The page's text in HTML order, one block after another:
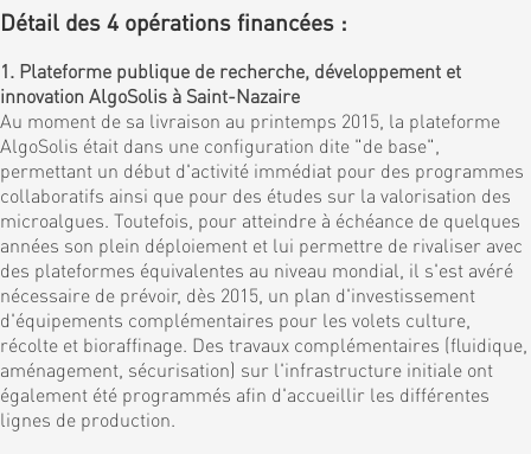
Détail des 4 opérations financées :
1. Plateforme publique de recherche, développement et
innovation AlgoSolis à Saint-Nazaire
Au moment de sa livraison au printemps 2015, la plateforme
AlgoSolis était dans une configuration dite "de base",
permettant un début d'activité immédiat pour des programmes
collaboratifs ainsi que pour des études sur la valorisation des
microalgues. Toutefois, pour atteindre à échéance de quelques
années son plein déploiement et lui permettre de rivaliser avec
des plateformes équivalentes au niveau mondial, il s'est avéré
nécessaire de prévoir, dès 2015, un plan d'investissement
d'équipements complémentaires pour les volets culture,
récolte et bioraffinage. Des travaux complémentaires (fluidique,
aménagement, sécurisation) sur l'infrastructure initiale ont
également été programmés afin d'accueillir les différentes
lignes de production.